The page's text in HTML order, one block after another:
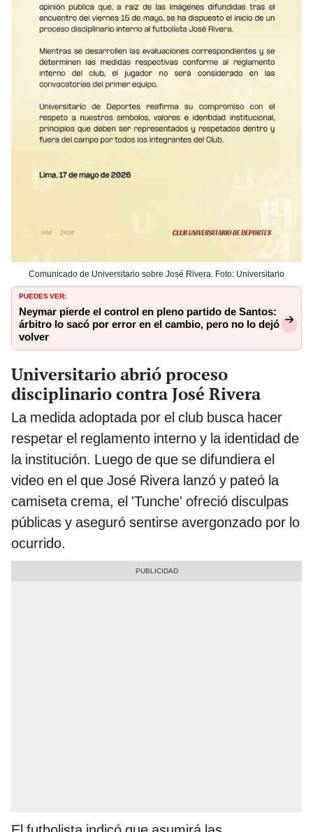
Comunicado de Universitario sobre José Rivera. Foto: Universitario
PUEDES VER:
Neymar pierde el control en pleno partido de Santos:
árbitro lo sacó por error en el cambio, pero no lo dejó
volver
Universitario abrió proceso
disciplinario contra José Rivera
La medida adoptada por el club busca hacer
respetar el reglamento interno y la identidad de
la institución. Luego de que se difundiera el
video en el que José Rivera lanzó y pateó la
camiseta crema, el 'Tunche' ofreció disculpas
públicas y aseguró sentirse avergonzado por lo
ocurrido.